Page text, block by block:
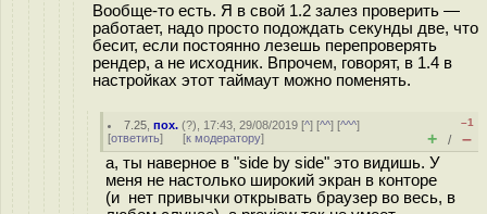
Вообще-то есть. Я в свой 1.2 залез проверить —
работает, надо просто подождать секунды две, что
бесит, если постоянно лезешь перепроверять
рендер, а не исходник. Впрочем, говорят, в 1.4 в
настройках этот таймаут можно поменять.
7.25 ,пох. (?), 17:43, 29/08/2019 [^] [^^] [^^^]
[ответить] [к модератору]
–1
+ / –
а, ты наверное в "side by side" это видишь. У
меня не настолько широкий экран в конторе
(и нет привычки открывать браузер во весь, в